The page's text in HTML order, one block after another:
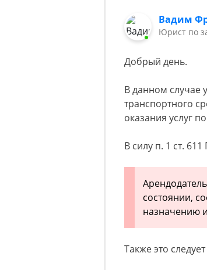
Вадим
Юрист по
Добрый день.
В данном случае
транспортного
оказания услуг
В силу п. 1 ст.
состоянии,
назначению
Также это